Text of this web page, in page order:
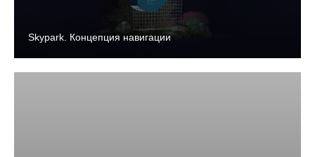
Skypark. Концепция навигации